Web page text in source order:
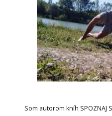
Som autorom kníh SPOZNAJ